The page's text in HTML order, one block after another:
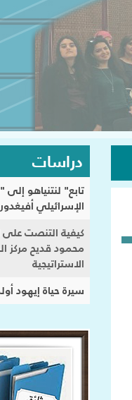
دراسات
تابع" لنتنياهو
الإسرائيلي
كيفية التنصت
محمود قديح مركز
الاستراتيجية
سيرة حياة إيهود